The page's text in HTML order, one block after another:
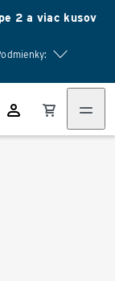
2 a viac kusov